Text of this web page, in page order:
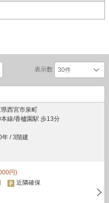
表示数
西宮市泉町
本線/香櫨園駅 歩13分
年 / 3階建
円)
近隣確保